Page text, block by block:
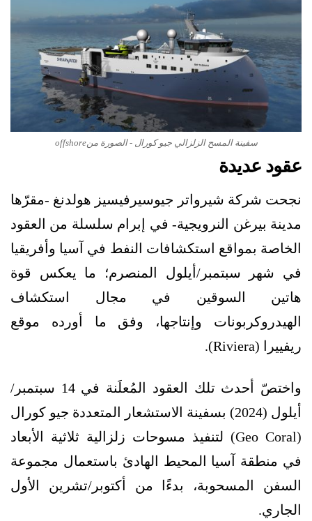
سفينة المسح الزلزالي جيو كورال - الصورة منoffshore
عقود عديدة
نجحت شركة شيرواتر جيوسيرفيسيز هولدنغ -مقرّها
مدينة بيرغن النرويجية- في إبرام سلسلة من العقود
الخاصة بمواقع استكشافات النفط في آسيا وأفريقيا
في شهر سبتمبر/أيلول المنصرم؛ ما يعكس قوة
هاتين السوقين في مجال استكشاف
الهيدروكربونات وإنتاجها، وفق ما أورده موقع
ريفييرا (Riviera).
واختصّ أحدث تلك العقود المُعلَنة في 14 سبتمبر/
أيلول (2024) بسفينة الاستشعار المتعددة جيو كورال
(Geo Coral) لتنفيذ مسوحات زلزالية ثلاثية الأبعاد
في منطقة آسيا المحيط الهادئ باستعمال مجموعة
السفن المسحوبة، بدءًا من أكتوبر/تشرين الأول
الجاري.